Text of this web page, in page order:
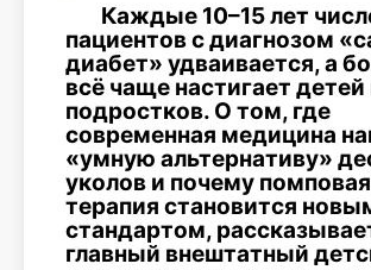
Каждые 10–15 лет
пациентов с диагнозом
диабет» удваивается, а
всё чаще настигает детей
подростков. О том, где
современная медицина
«умную альтернативу»
уколов и почему помповая
терапия становится
стандартом,
главный внештатный